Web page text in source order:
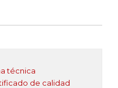
técnica
de calidad